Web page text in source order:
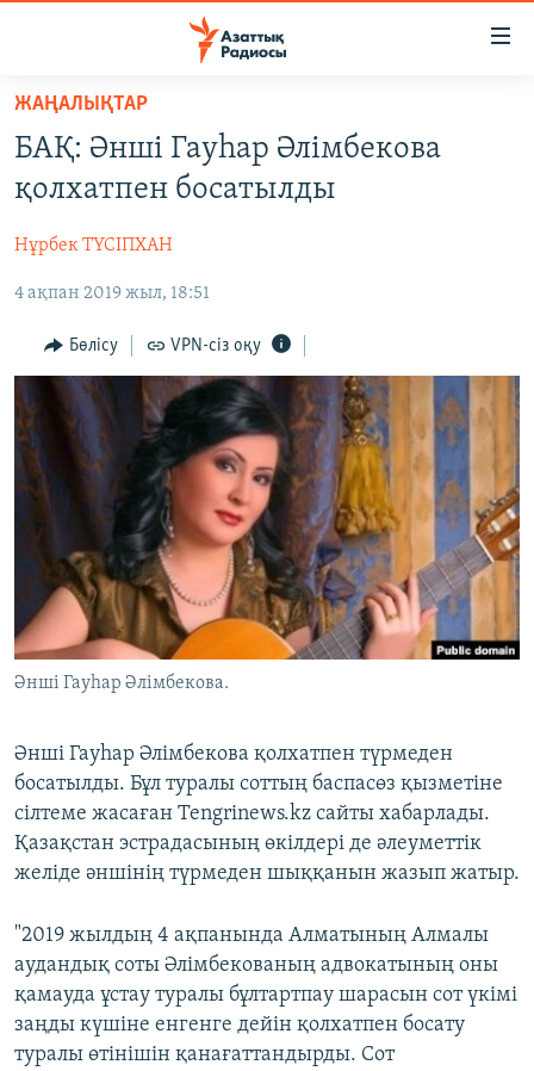
Skip
main
content
to
Navigation
Search
САЯСАТ
ҚАҢТАР ОҚИҒАСЫ
АДАМ ҚҰҚЫҚТАРЫ
ӘЛЕУМЕТ
ӘЛЕМ
АРНАЙЫ ЖОБАЛАР
Русский
ЖАЗЫЛЫҢЫЗ
Басқа тілдерде
ЖАҢАЛЫҚТАР
БАҚ: Әнші Гауһар Әлімбекова
қолхатпен босатылды
Нұрбек ТҮСІПХАН
4 ақпан 2019 жыл, 18:51
Бөлісу VPN-сіз оқу
Әнші Гауһар Әлімбекова.
Әнші Гауһар Әлімбекова қолхатпен түрмеден
босатылды. Бұл туралы соттың баспасөз қызметіне
сілтеме жасаған Tengrinews.kz сайты хабарлады.
Қазақстан эстрадасының өкілдері де әлеуметтік
желіде әншінің түрмеден шыққанын жазып жатыр.
"2019 жылдың 4 ақпанында Алматының Алмалы
аудандық соты Әлімбекованың адвокатының оны
қамауда ұстау туралы бұлтартпау шарасын сот үкімі
заңды күшіне енгенге дейін қолхатпен босату
туралы өтінішін қанағаттандырды. Сот